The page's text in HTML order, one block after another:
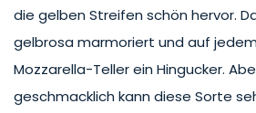
die gelben Streifen schön hervor.
gelbrosa marmoriert und auf
Mozzarella-Teller ein Hingucker.
geschmacklich kann diese Sorte